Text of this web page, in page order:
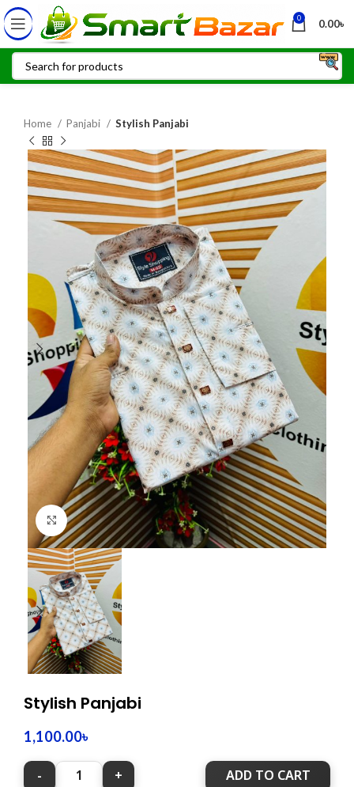
0 0.00৳
Home Panjabi Stylish Panjabi
Click to enlarge
Stylish Panjabi
1,100.00৳
ADD TO CART